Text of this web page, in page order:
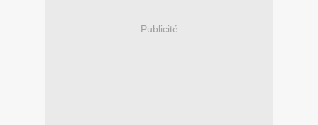
Publicité